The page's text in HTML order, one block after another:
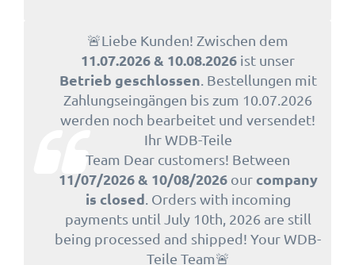
🚨Liebe Kunden! Zwischen dem
11.07.2026 & 10.08.2026 ist unser
Betrieb geschlossen . Bestellungen mit
Zahlungseingängen bis zum 10.07.2026
werden noch bearbeitet und versendet!
Ihr WDB-Teile
Team Dear customers! Between
11/07/2026 & 10/08/2026our company
is closed . Orders with incoming
payments until July 10th, 2026 are still
being processed and shipped! Your WDB-
Teile Team🚨